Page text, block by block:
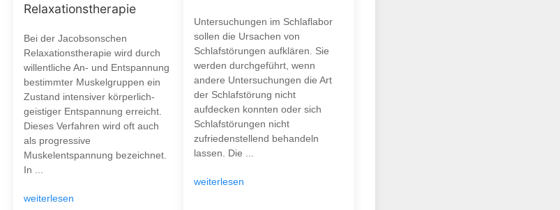
Relaxationstherapie
Bei der Jacobsonschen
Relaxationstherapie wird durch
willentliche An- und Entspannung
bestimmter Muskelgruppen ein
Zustand intensiver körperlich-
geistiger Entspannung erreicht.
Dieses Verfahren wird oft auch
als progressive
Muskelentspannung bezeichnet.
In ...
weiterlesen
Untersuchungen im Schlaflabor
sollen die Ursachen von
Schlafstörungen aufklären. Sie
werden durchgeführt, wenn
andere Untersuchungen die Art
der Schlafstörung nicht
aufdecken konnten oder sich
Schlafstörungen nicht
zufriedenstellend behandeln
lassen. Die ...
weiterlesen